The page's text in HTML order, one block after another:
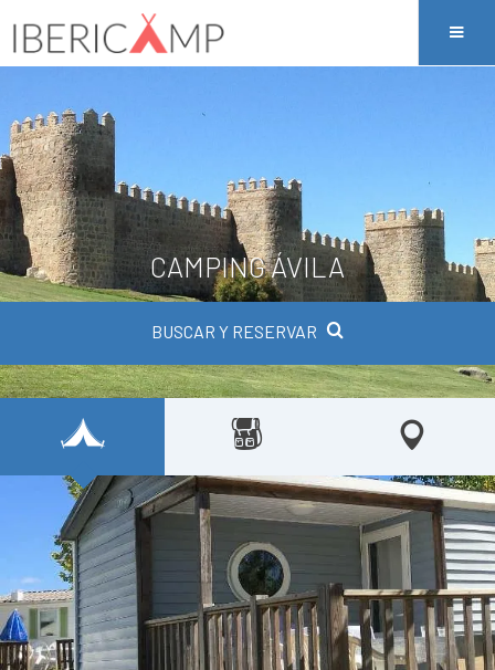
CAMPING ÁVILA
BUSCAR Y RESERVAR